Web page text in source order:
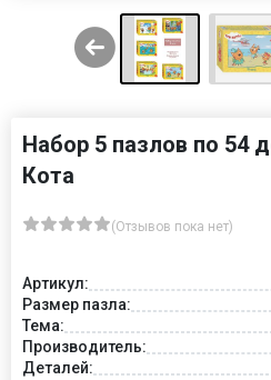
Набор 5 пазлов по 54
Кота
(Отзывов пока нет)
Артикул:
Размер пазла:
Тема:
Производитель:
Деталей: